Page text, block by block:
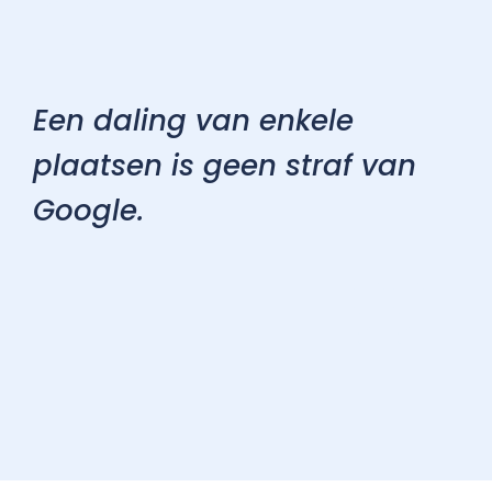
Een daling van enkele
plaatsen is geen straf van
Google.